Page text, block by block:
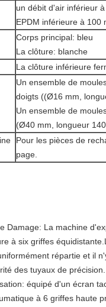
un débit d'air inférieur
EPDM inférieure à 100
Corps principal: bleu
La clôture: blanche
La clôture inférieure
Un ensemble de
doigts ((Ø16 mm,
Un ensemble de
(Ø40 mm, longueur
Pour les pièces de
page.
Damage: La machine
à six griffes
répartie et il
des tuyaux de précision.
équipé d'un écran
à 6 griffes haute